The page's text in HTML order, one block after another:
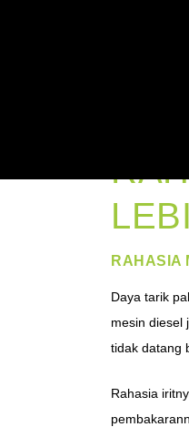
RAHASIA
Daya tarik
mesin diesel
tidak datang
Rahasia